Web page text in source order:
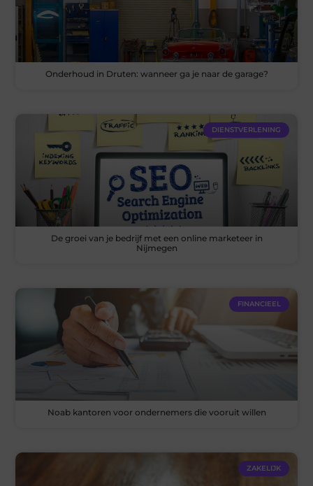
Onderhoud in Druten: wanneer ga je naar de garage?
DIENSTVERLENING
De groei van je bedrijf met een online marketeer in
Nijmegen
FINANCIEEL
Noab kantoren voor ondernemers die vooruit willen
ZAKELIJK